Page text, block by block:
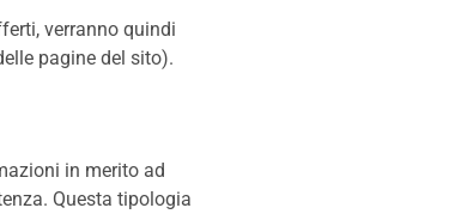
verranno quindi
pagine del sito).
in merito ad
Questa tipologia